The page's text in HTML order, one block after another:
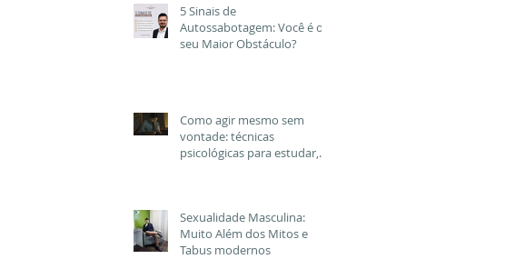
5 Sinais de
Autossabotagem: Você é o
seu Maior Obstáculo?
Como agir mesmo sem
vontade: técnicas
psicológicas para estudar,
Sexualidade Masculina:
Muito Além dos Mitos e
Tabus modernos